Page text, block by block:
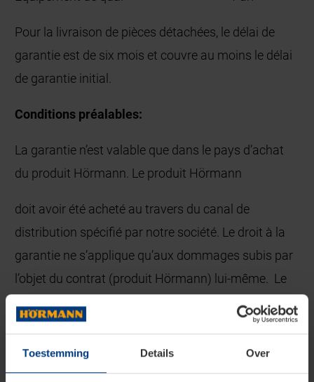
Toestemming Details Over
Pour la livraison de pièces détachées, le délai de
garantie est de six mois et couvre au moins le délai
de garantie initial.
Conditions préalables:
La garantie n’est valable que dans le pays d’achat
du produit Hörmann. Le produit Hörmann
doit avoir été acheté au travers du canal de
distribution spécifié par notre société. Le droit à la
garantie ne s’applique qu’aux dommages subis par
l’objet du contrat (produit Hörmann) lui-même. Le
justificatif d'achat, y compris la date et la signature
du revendeur, fait office de preuve pour le droit à la
garantie.